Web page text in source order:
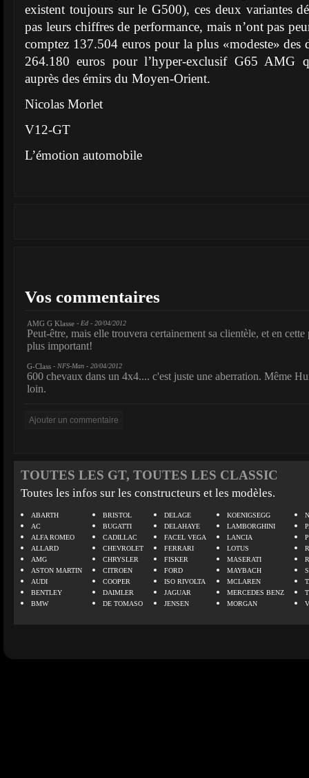
existent toujours sur le G500), ces deux variantes
pas leurs chiffres de performance, mais n’ont pas
comptez 137.504 euros pour la plus «modeste»
264.180 euros pour l’hyper-exclusif G65 AMG
auprès des émirs du Moyen-Orient.
Nicolas Morlet
V12-GT
L’émotion automobile
Vos commentaires
AMG G Klasse - Ed - 20/04/2012
Peut-être, mais elle trouvera certainement sa clientèle, et en
plus important!
G-Class - NFS-Man - 20/04/2012
600 chevaux dans un 4x4.... c'est juste une aberration. Même
loin.
TOUTES LES GT, TOUTES LES CLASSIC
Toutes les infos sur les constructeurs et les modèles.
ABARTH
AC
ALFA ROMEO
ALLARD
AMG
ASTON MARTIN
AUDI
BENTLEY
BMW
BRISTOL
BUGATTI
CADILLAC
CHEVROLET
CHRYSLER
CITROEN
COOPER
DAIMLER
DE TOMASO
DELAGE
DELAHAYE
FACEL VEGA
FERRARI
FISKER
FORD
ISO RIVOLTA
JAGUAR
JENSEN
KOENIGSEGG
LAMBORGHINI
LANCIA
LOTUS
MASERATI
MAYBACH
MCLAREN
MERCEDES BENZ
MORGAN